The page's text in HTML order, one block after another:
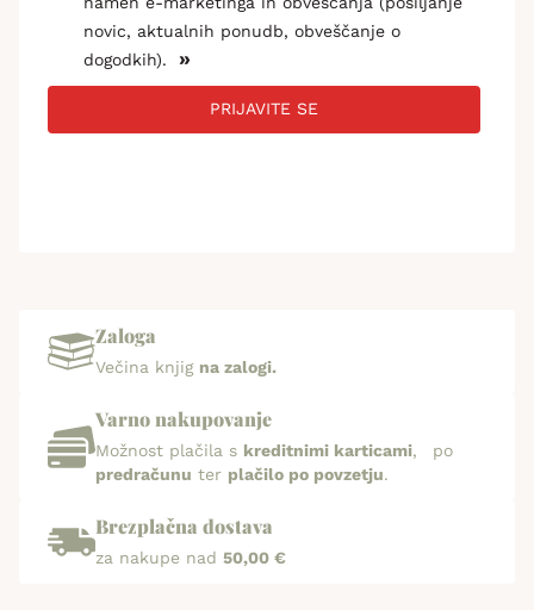
novic, aktualnih ponudb, obveščanje o
dogodkih).
»
PRIJAVITE SE
Zaloga
Večina knjig na zalogi.
Varno nakupovanje
Možnost plačila s kreditnimi karticami, po
predračunu ter plačilo po povzetju.
Brezplačna dostava
za nakupe nad 50,00 €